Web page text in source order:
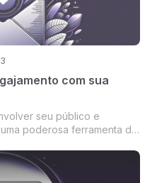
com sua
seu público e
poderosa ferramenta de